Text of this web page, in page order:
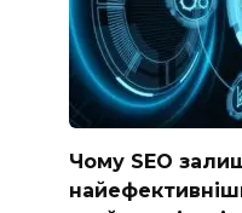
Чому SEO